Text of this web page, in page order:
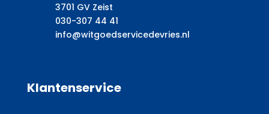
3701 GV Zeist
030-307 44 41
info@witgoedservicedevries.nl
Klantenservice